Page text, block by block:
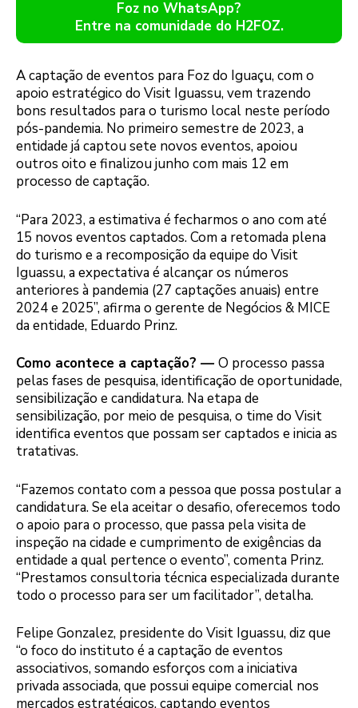
Foz no WhatsApp?
Entre na comunidade do H2FOZ.
A captação de eventos para Foz do Iguaçu, com o
apoio estratégico do Visit Iguassu, vem trazendo
bons resultados para o turismo local neste período
pós-pandemia. No primeiro semestre de 2023, a
entidade já captou sete novos eventos, apoiou
outros oito e finalizou junho com mais 12 em
processo de captação.
“Para 2023, a estimativa é fecharmos o ano com até
15 novos eventos captados. Com a retomada plena
do turismo e a recomposição da equipe do Visit
Iguassu, a expectativa é alcançar os números
anteriores à pandemia (27 captações anuais) entre
2024 e 2025”, afirma o gerente de Negócios & MICE
da entidade, Eduardo Prinz.
Como acontece a captação? — O processo passa
pelas fases de pesquisa, identificação de oportunidade,
sensibilização e candidatura. Na etapa de
sensibilização, por meio de pesquisa, o time do Visit
identifica eventos que possam ser captados e inicia as
tratativas.
“Fazemos contato com a pessoa que possa postular a
candidatura. Se ela aceitar o desafio, oferecemos todo
o apoio para o processo, que passa pela visita de
inspeção na cidade e cumprimento de exigências da
entidade a qual pertence o evento”, comenta Prinz.
“Prestamos consultoria técnica especializada durante
todo o processo para ser um facilitador”, detalha.
Felipe Gonzalez, presidente do Visit Iguassu, diz que
“o foco do instituto é a captação de eventos
associativos, somando esforços com a iniciativa
privada associada, que possui equipe comercial nos
mercados estratégicos, captando eventos